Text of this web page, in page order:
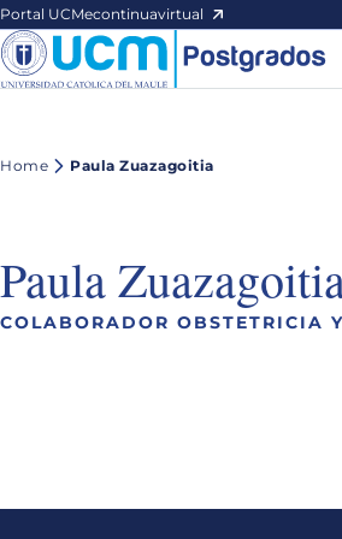
Portal UCMecontinuavirtual
Home Paula Zuazagoitia
Paula
COLABORADOR OBSTETRICIA